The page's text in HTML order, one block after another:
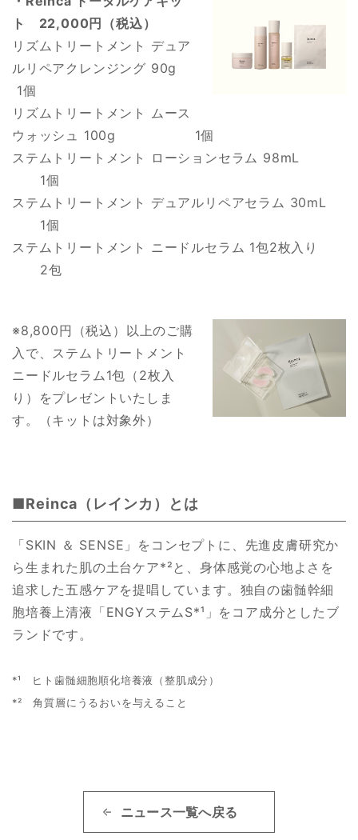
ト 22,000円（税込）
リズムトリートメント デュア
ルリペアクレンジング 90g
1個
リズムトリートメント ムース
ウォッシュ 100g 1個
ステムトリートメント ローションセラム 98mL
1個
ステムトリートメント デュアルリペアセラム 30mL
1個
ステムトリートメント ニードルセラム 1包2枚入り
2包
※8,800円（税込）以上のご購
入で、ステムトリートメント
ニードルセラム1包（2枚入
り）をプレゼントいたしま
す。（キットは対象外）
■Reinca（レインカ）とは
「SKIN ＆ SENSE」をコンセプトに、先進皮膚研究か
ら生まれた肌の土台ケア*²と、身体感覚の心地よさを
追求した五感ケアを提唱しています。独自の歯髄幹細
胞培養上清液「ENGYステムS*¹」をコア成分としたブ
ランドです。
*¹ ヒト歯髄細胞順化培養液（整肌成分）
*² 角質層にうるおいを与えること
ニュース一覧へ戻る